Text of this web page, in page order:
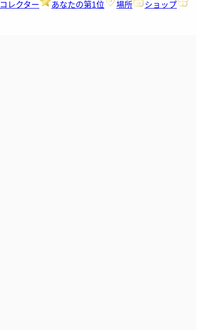
コレクター あなたの第1位 場所
ショップ